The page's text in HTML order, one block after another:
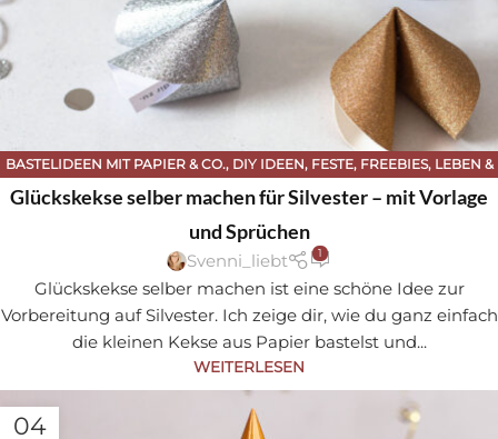
BASTELIDEEN MIT PAPIER & CO., DIY IDEEN, FESTE, FREEBIES, LEBEN &
FEIERN, SILVESTER
Glückskekse selber machen für Silvester – mit Vorlage
und Sprüchen
Svenni_liebt 1
Glückskekse selber machen ist eine schöne Idee zur
Vorbereitung auf Silvester. Ich zeige dir, wie du ganz einfach
die kleinen Kekse aus Papier bastelst und...
WEITERLESEN
04